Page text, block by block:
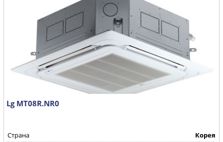
Lg MT08R.NR0
Страна
Корея